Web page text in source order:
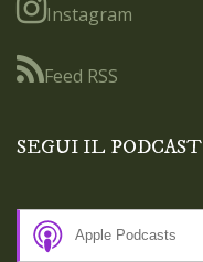
Instagram
Feed RSS
SEGUI IL PODCAST
Apple Podcasts